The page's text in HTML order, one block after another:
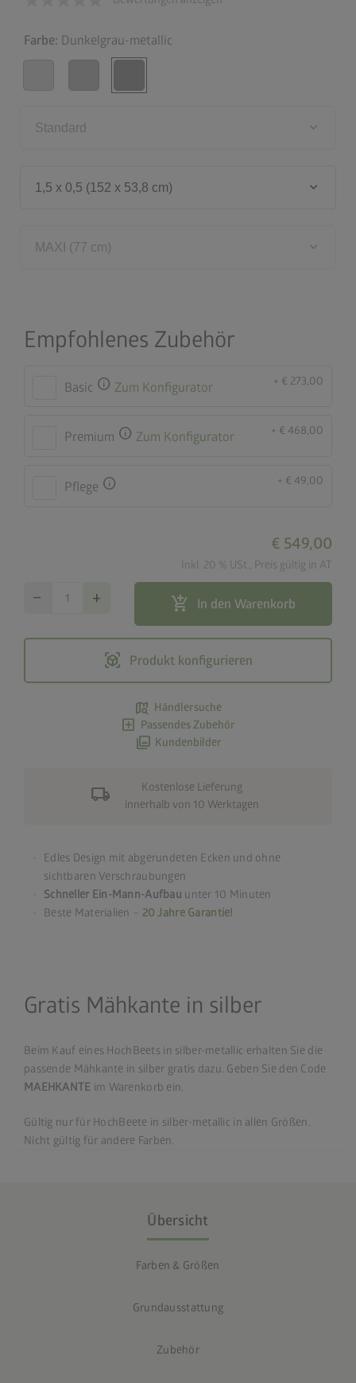
Farbe: Dunkelgrau-metallic
Standard keyboard_arrow_down
1,5 x 0,5 (152 x 53,8 cm) keyboard_arrow_down
MAXI (77 cm) keyboard_arrow_down
Empfohlenes Zubehör
Basic info Zum Konfigurator + € 273,00
Premium info Zum Konfigurator + € 468,00
Pflege info + € 49,00
€ 549,00
Inkl. 20 % USt., Preis gültig in AT
remove add add_shopping_cart In den Warenkorb
view_in_ar Produkt konfigurieren
map_search Händlersuche
add_box Passendes Zubehör
photo_library Kundenbilder
local_shipping
Kostenlose Lieferung
innerhalb von 10 Werktagen
Edles Design mit abgerundeten Ecken und ohne
sichtbaren Verschraubungen
Schneller Ein-Mann-Aufbau unter 10 Minuten
Beste Materialien – 20 Jahre Garantie!
Gratis Mähkante in silber
Beim Kauf eines HochBeets in silber-metallic erhalten Sie die
passende Mähkante in silber gratis dazu. Geben Sie den Code
MAEHKANTE im Warenkorb ein.
Gültig nur für HochBeete in silber-metallic in allen Größen.
Nicht gültig für andere Farben.
Übersicht
Farben & Größen
Grundausstattung
Zubehör